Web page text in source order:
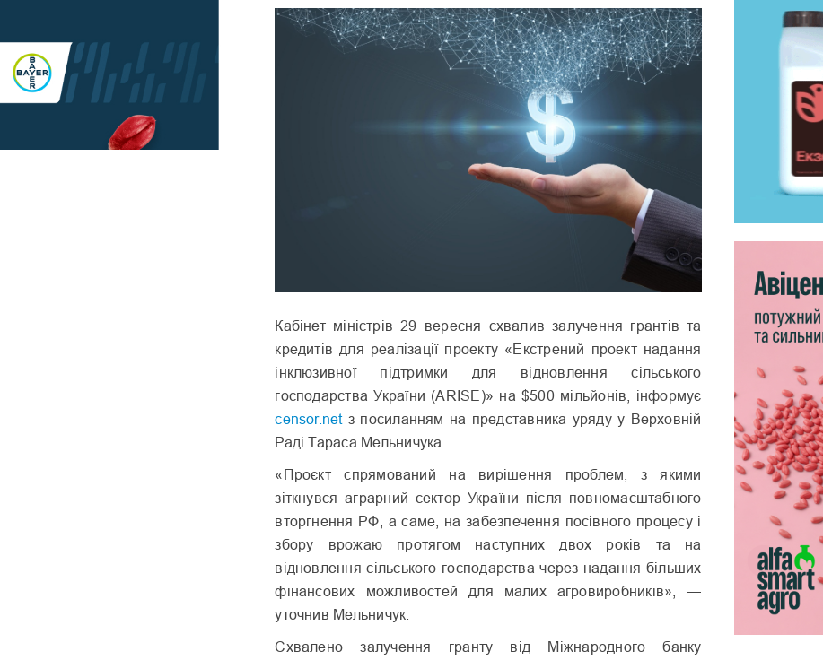
Кабінет міністрів 29 вересня схвалив залучення грантів та
кредитів для реалізації проекту «Екстрений проект надання
інклюзивної підтримки для відновлення сільського
господарства України (ARISE)» на $500 мільйонів, інформує
censor.netз посиланням на представника уряду у Верховній
Раді Тараса Мельничука.
«Проєкт спрямований на вирішення проблем, з якими
зіткнувся аграрний сектор України після повномасштабного
вторгнення РФ, а саме, на забезпечення посівного процесу і
збору врожаю протягом наступних двох років та на
відновлення сільського господарства через надання більших
фінансових можливостей для малих агровиробників», —
уточнив Мельничук.
Схвалено залучення гранту від Міжнародного банку